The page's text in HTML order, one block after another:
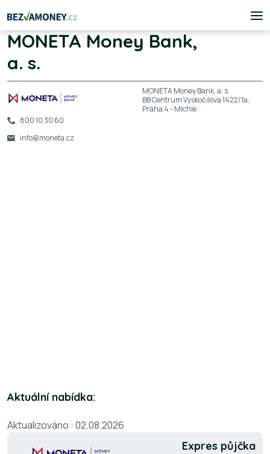
MONETA Money Bank,
a. s.
MONETA Money Bank, a. s.
BB Centrum Vyskočilova 1422/1a,
Praha 4 - Michle
800 10 30 60
info@moneta.cz
Aktuální nabídka:
Aktualizováno : 02.08.2026
Expres půjčka